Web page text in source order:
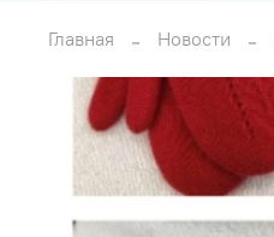
Главная Новости